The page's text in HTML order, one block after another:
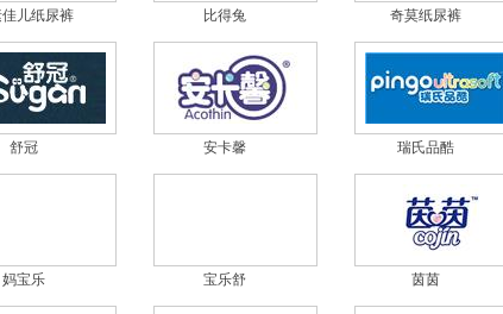
儿纸尿裤 比得兔 奇莫纸尿裤
舒冠 安卡馨 瑞氏品酷
妈宝乐 宝乐舒 茵茵